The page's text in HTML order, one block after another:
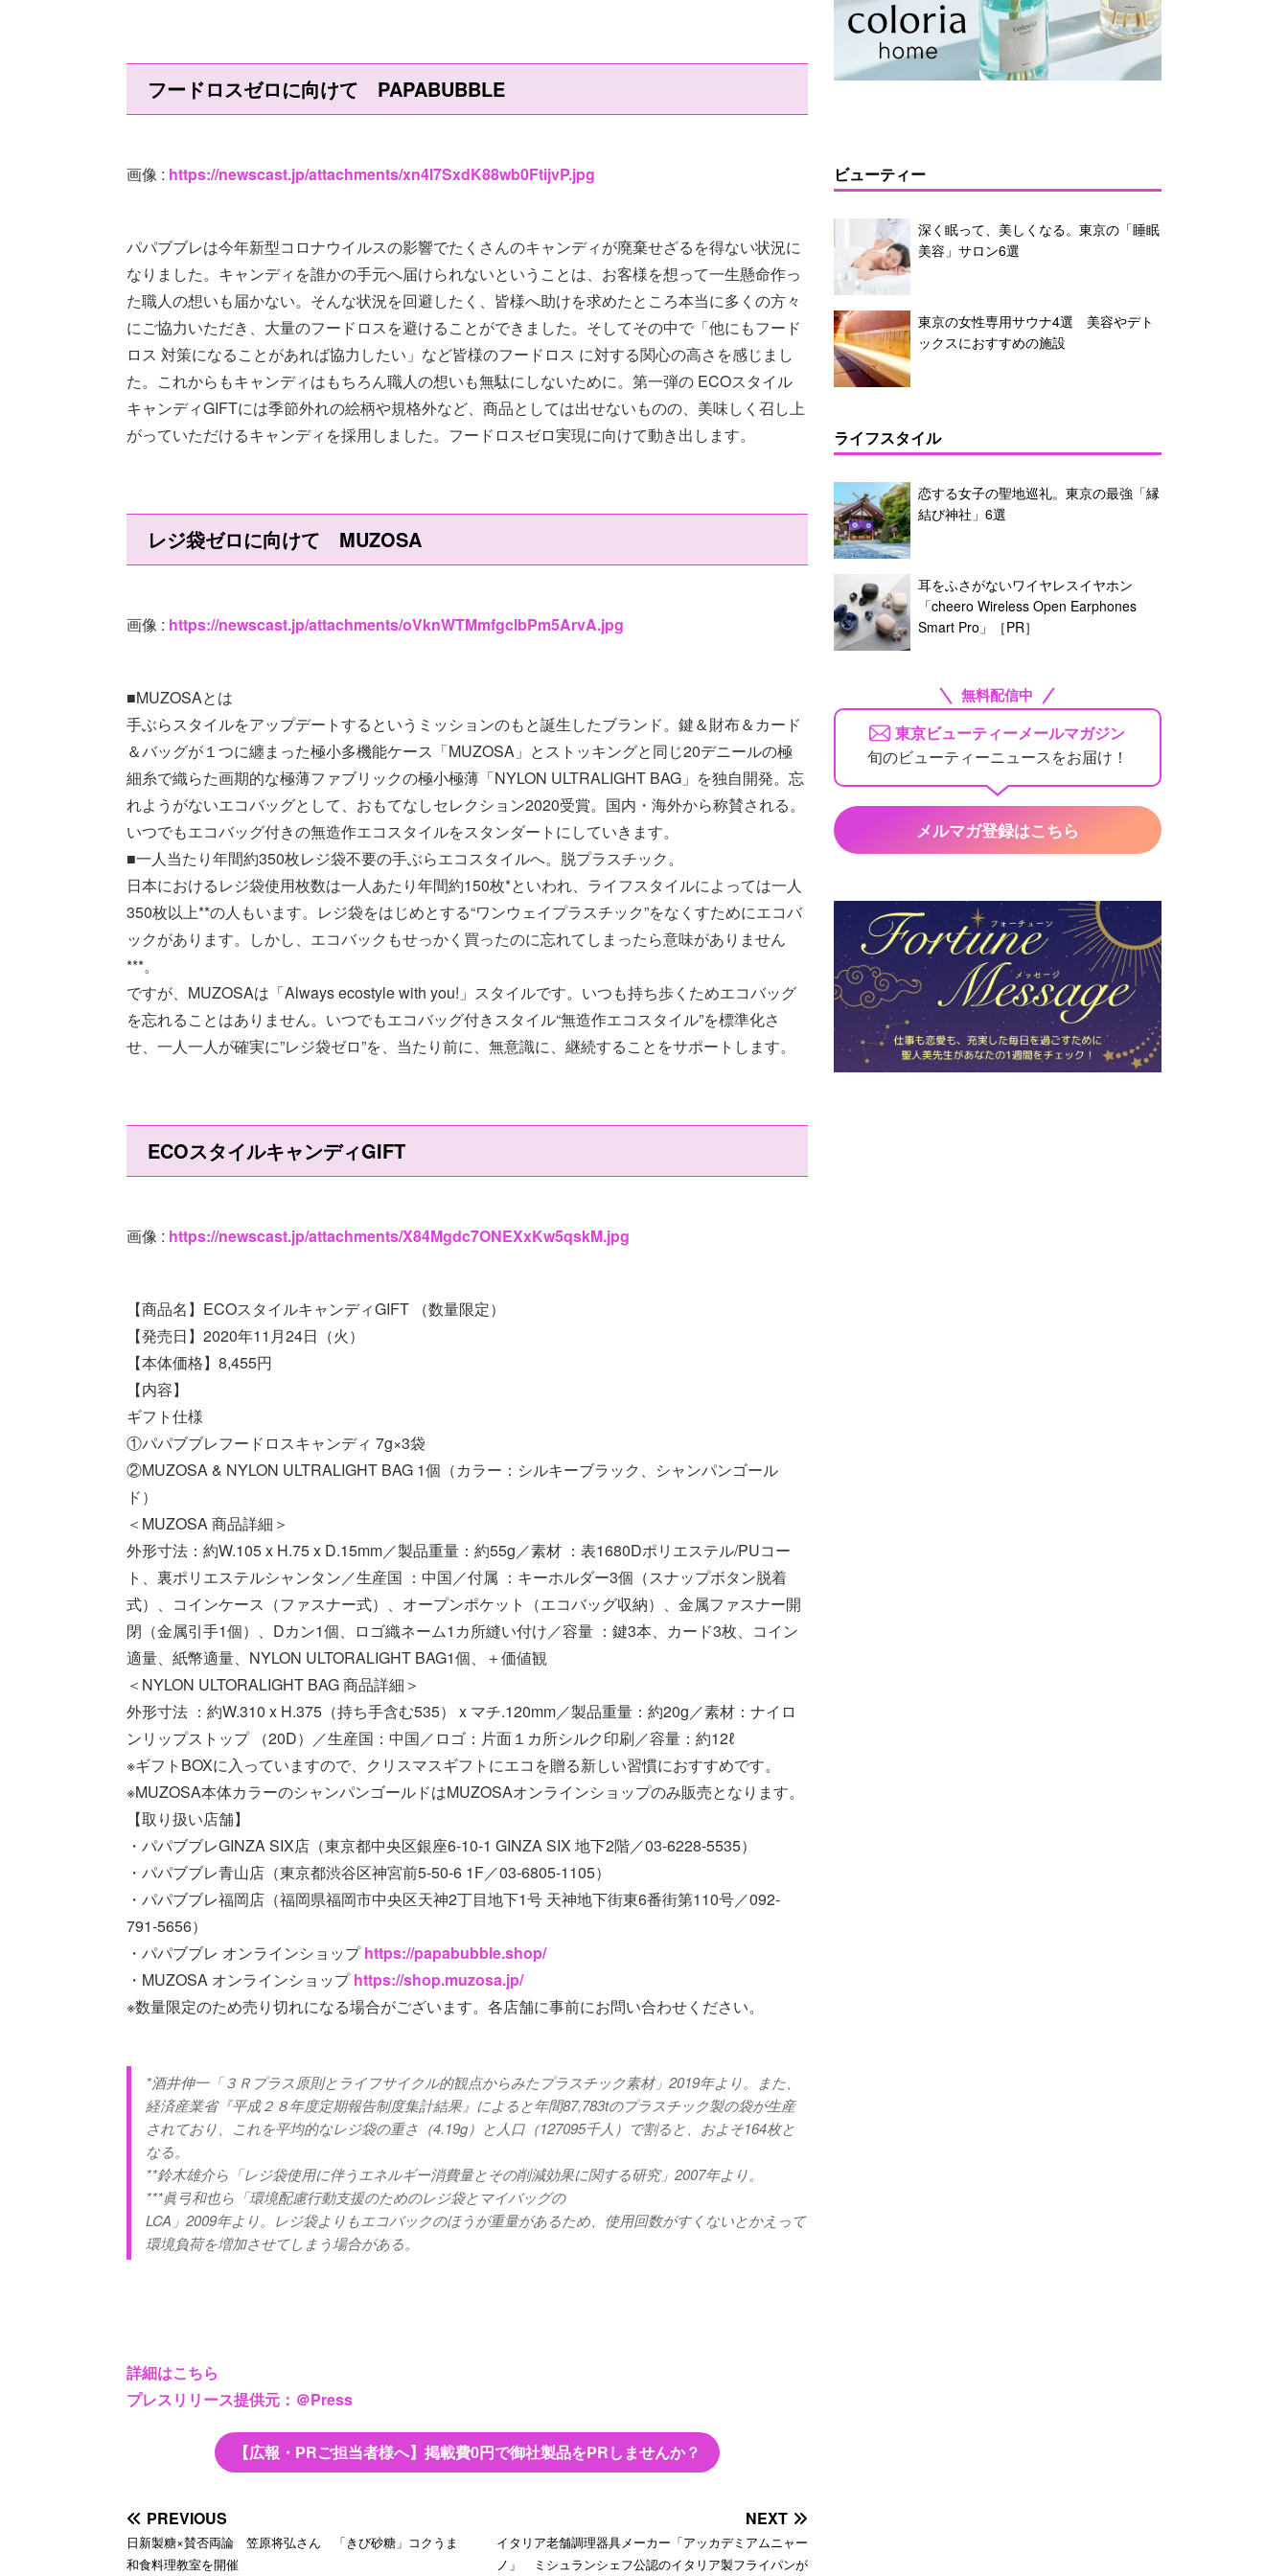
フードロスゼロに向けて PAPABUBBLE
画像 : https://newscast.jp/attachments/xn4l7SxdK88wb0FtijvP.jpg
パパブブレは今年新型コロナウイルスの影響でたくさんのキャンディが廃棄せざるを得ない状況に
なりました。キャンディを誰かの手元へ届けられないということは、お客様を想って一生懸命作っ
た職人の想いも届かない。そんな状況を回避したく、皆様へ助けを求めたところ本当に多くの方々
にご協力いただき、大量のフードロスを避けることができました。そしてその中で「他にもフード
ロス 対策になることがあれば協力したい」など皆様のフードロス に対する関心の高さを感じまし
た。これからもキャンディはもちろん職人の想いも無駄にしないために。第一弾の ECOスタイル
キャンディGIFTには季節外れの絵柄や規格外など、商品としては出せないものの、美味しく召し上
がっていただけるキャンディを採用しました。フードロスゼロ実現に向けて動き出します。
レジ袋ゼロに向けて MUZOSA
画像 : https://newscast.jp/attachments/oVknWTMmfgclbPm5ArvA.jpg
■MUZOSAとは
手ぶらスタイルをアップデートするというミッションのもと誕生したブランド。鍵＆財布＆カード
＆バッグが１つに纏まった極小多機能ケース「MUZOSA」とストッキングと同じ20デニールの極
細糸で織らた画期的な極薄ファブリックの極小極薄「NYLON ULTRALIGHT BAG」を独自開発。忘
れようがないエコバッグとして、おもてなしセレクション2020受賞。国内・海外から称賛される。
いつでもエコバッグ付きの無造作エコスタイルをスタンダートにしていきます。
■一人当たり年間約350枚レジ袋不要の手ぶらエコスタイルへ。脱プラスチック。
日本におけるレジ袋使用枚数は一人あたり年間約150枚*といわれ、ライフスタイルによっては一人
350枚以上**の人もいます。レジ袋をはじめとする“ワンウェイプラスチック”をなくすためにエコバ
ックがあります。しかし、エコバックもせっかく買ったのに忘れてしまったら意味がありません
***。
ですが、MUZOSAは「Always ecostyle with you!」スタイルです。いつも持ち歩くためエコバッグ
を忘れることはありません。いつでもエコバッグ付きスタイル“無造作エコスタイル”を標準化さ
せ、一人一人が確実に”レジ袋ゼロ”を、当たり前に、無意識に、継続することをサポートします。
ECOスタイルキャンディGIFT
画像 : https://newscast.jp/attachments/X84Mgdc7ONEXxKw5qskM.jpg
【商品名】ECOスタイルキャンディGIFT （数量限定）
【発売日】2020年11月24日（火）
【本体価格】8,455円
【内容】
ギフト仕様
①パパブブレフードロスキャンディ 7g×3袋
②MUZOSA & NYLON ULTRALIGHT BAG 1個（カラー：シルキーブラック、シャンパンゴール
ド）
＜MUZOSA 商品詳細＞
外形寸法：約W.105 x H.75 x D.15mm／製品重量：約55g／素材 ：表1680Dポリエステル/PUコー
ト、裏ポリエステルシャンタン／生産国 ：中国／付属 ：キーホルダー3個（スナップボタン脱着
式）、コインケース（ファスナー式）、オープンポケット（エコバッグ収納）、金属ファスナー開
閉（金属引手1個）、Dカン1個、ロゴ織ネーム1カ所縫い付け／容量 ：鍵3本、カード3枚、コイン
適量、紙幣適量、NYLON ULTORALIGHT BAG1個、＋価値観
＜NYLON ULTORALIGHT BAG 商品詳細＞
外形寸法 ：約W.310 x H.375（持ち手含む535） x マチ.120mm／製品重量：約20g／素材：ナイロ
ンリップストップ （20D）／生産国：中国／ロゴ：片面１カ所シルク印刷／容量：約12ℓ
※ギフトBOXに入っていますので、クリスマスギフトにエコを贈る新しい習慣におすすめです。
※MUZOSA本体カラーのシャンパンゴールドはMUZOSAオンラインショップのみ販売となります。
【取り扱い店舗】
・パパブブレGINZA SIX店（東京都中央区銀座6-10-1 GINZA SIX 地下2階／03-6228-5535）
・パパブブレ青山店（東京都渋谷区神宮前5-50-6 1F／03-6805-1105）
・パパブブレ福岡店（福岡県福岡市中央区天神2丁目地下1号 天神地下街東6番街第110号／092-
791-5656）
・パパブブレ オンラインショップhttps://papabubble.shop/
・MUZOSA オンラインショップhttps://shop.muzosa.jp/
※数量限定のため売り切れになる場合がございます。各店舗に事前にお問い合わせください。
*酒井伸一「３Ｒプラス原則とライフサイクル的観点からみたプラスチック素材」2019年より。また、
経済産業省『平成２８年度定期報告制度集計結果』によると年間87,783tのプラスチック製の袋が生産
されており、これを平均的なレジ袋の重さ（4.19g）と人口（127095千人）で割ると、およそ164枚と
なる。
**鈴木雄介ら「レジ袋使用に伴うエネルギー消費量とその削減効果に関する研究」2007年より。
***眞弓和也ら「環境配慮行動支援のためのレジ袋とマイバッグの
LCA」2009年より。レジ袋よりもエコバックのほうが重量があるため、使用回数がすくないとかえって
環境負荷を増加させてしまう場合がある。
詳細はこちら
プレスリリース提供元：＠Press
【広報・PRご担当者様へ】掲載費0円で御社製品をPRしませんか？
PREVIOUS
日新製糖×賛否両論 笠原将弘さん 「きび砂糖」コクうま
和食料理教室を開催
NEXT
イタリア老舗調理器具メーカー「アッカデミアムニャー
ノ」 ミシュランシェフ公認のイタリア製フライパンが
ビューティー
深く眠って、美しくなる。東京の「睡眠
美容」サロン6選
東京の女性専用サウナ4選 美容やデト
ックスにおすすめの施設
ライフスタイル
恋する女子の聖地巡礼。東京の最強「縁
結び神社」6選
耳をふさがないワイヤレスイヤホン
「cheero Wireless Open Earphones
Smart Pro」［PR］
無料配信中
東京ビューティーメールマガジン
旬のビューティーニュースをお届け！
メルマガ登録はこちら